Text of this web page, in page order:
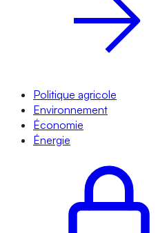
Politique agricole
Environnement
Économie
Énergie